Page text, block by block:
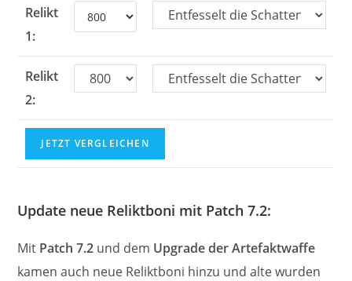
Relikt
1:
Relikt
2:
JETZT VERGLEICHEN
Update neue Reliktboni mit Patch 7.2:
Mit Patch 7.2 und dem Upgrade der Artefaktwaffe
kamen auch neue Reliktboni hinzu und alte wurden